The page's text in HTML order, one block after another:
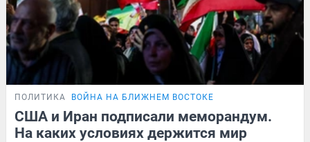
ПОЛИТИКА ВОЙНА НА БЛИЖНЕМ ВОСТОКЕ
США и Иран подписали меморандум.
На каких условиях держится мир